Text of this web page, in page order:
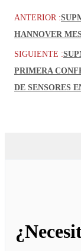
ANTERIOR :
HANNOVER
SIGUIENTE :
PRIMERA
DE SENSORES